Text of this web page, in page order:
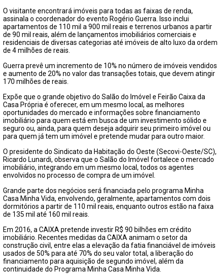
O visitante encontrará imóveis para todas as faixas de renda,
assinala o coordenador do evento Rogério Guerra. Isso inclui
apartamentos de 110 mil a 900 mil reais e terrenos urbanos a partir
de 90 mil reais, além de lançamentos imobiliários comerciais e
residenciais de diversas categorias até imóveis de alto luxo da ordem
de 4 milhões de reais.
Guerra prevê um incremento de 10% no número de imóveis vendidos
e aumento de 20% no valor das transações totais, que devem atingir
170 milhões de reais.
Expõe que o grande objetivo do Salão do Imóvel e Feirão Caixa da
Casa Própria é oferecer, em um mesmo local, as melhores
oportunidades do mercado e informações sobre financiamento
imobiliário para quem está em busca de um investimento sólido e
seguro ou, ainda, para quem deseja adquirir seu primeiro imóvel ou
para quem já tem um imóvel e pretende mudar para outro maior.
O presidente do Sindicato da Habitação do Oeste (Secovi-Oeste/SC),
Ricardo Lunardi, observa que o Salão do Imóvel fortalece o mercado
imobiliário, integrando em um mesmo local, todos os agentes
envolvidos no processo de compra de um imóvel.
Grande parte dos negócios será financiada pelo programa Minha
Casa Minha Vida, envolvendo, geralmente, apartamentos com dois
dormitórios a partir de 110 mil reais, enquanto outros estão na faixa
de 135 mil até 160 mil reais.
Em 2016, a CAIXA pretende investir R$ 90 bilhões em crédito
imobiliário. Recentes medidas da CAIXA animam o setor da
construção civil, entre elas a elevação da fatia financiável de imóveis
usados de 50% para até 70% do seu valor total, a liberação do
financiamento para aquisição de segundo imóvel, além da
continuidade do Programa Minha Casa Minha Vida.